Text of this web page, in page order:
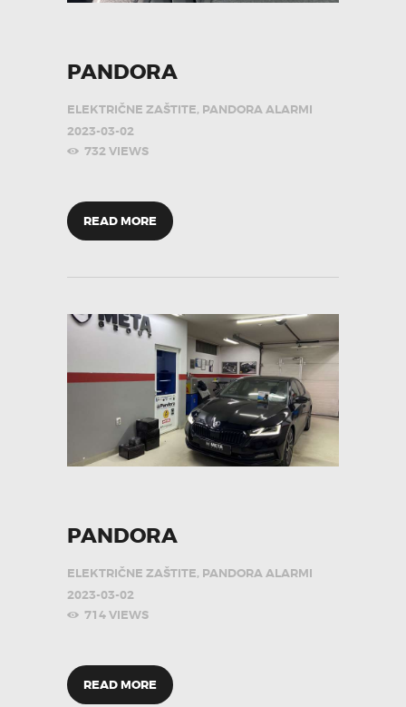
PANDORA
ELEKTRIČNE ZAŠTITE, PANDORA ALARMI
2023-03-02
732VIEWS
READ MORE
PANDORA
ELEKTRIČNE ZAŠTITE, PANDORA ALARMI
2023-03-02
714VIEWS
READ MORE